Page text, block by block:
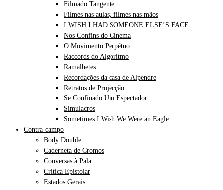
Filmado Tangente
Filmes nas aulas, filmes nas mãos
I WISH I HAD SOMEONE ELSE’S FACE
Nos Confins do Cinema
O Movimento Perpétuo
Raccords do Algoritmo
Ramalhetes
Recordações da casa de Alpendre
Retratos de Projecção
Se Confinado Um Espectador
Simulacros
Sometimes I Wish We Were an Eagle
Contra-campo
Body Double
Caderneta de Cromos
Conversas à Pala
Crítica Epistolar
Estados Gerais